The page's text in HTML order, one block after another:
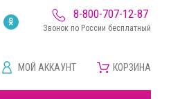
8-800-707-12-87
Звонок по России бесплатный
МОЙ АККАУНТ КОРЗИНА